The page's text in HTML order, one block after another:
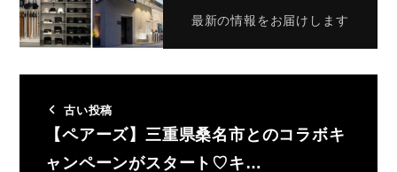
最新の情報をお届けします
古い投稿
【ペアーズ】三重県桑名市とのコラボキ
ャンペーンがスタート♡キ…